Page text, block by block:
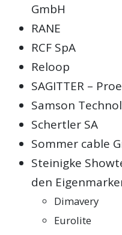
GmbH
RANE
RCF SpA
Reloop
SAGITTER –
Samson
Schertler SA
Sommer cable
Steinigke
den
Dimavery
Eurolite